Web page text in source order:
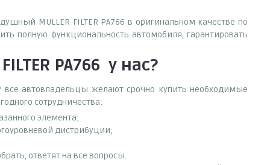
MULLER FILTER PA766 в оригинальном качестве по
полную функциональность автомобиля, гарантировать
PA766 у нас?
все автовладельцы желают срочно купить необходимые
сотрудничества:
элемента;
дистрибуции;
ответят на все вопросы.